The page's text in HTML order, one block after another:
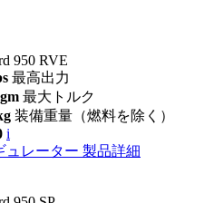
950 RVE
最高出力
最大トルク
装備重量（燃料を除く）
i
ュレーター 製品詳細